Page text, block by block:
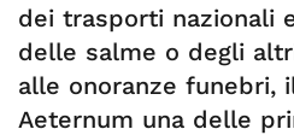
dei trasporti nazionali
delle salme o degli
alle onoranze funebri,
Aeternum una delle